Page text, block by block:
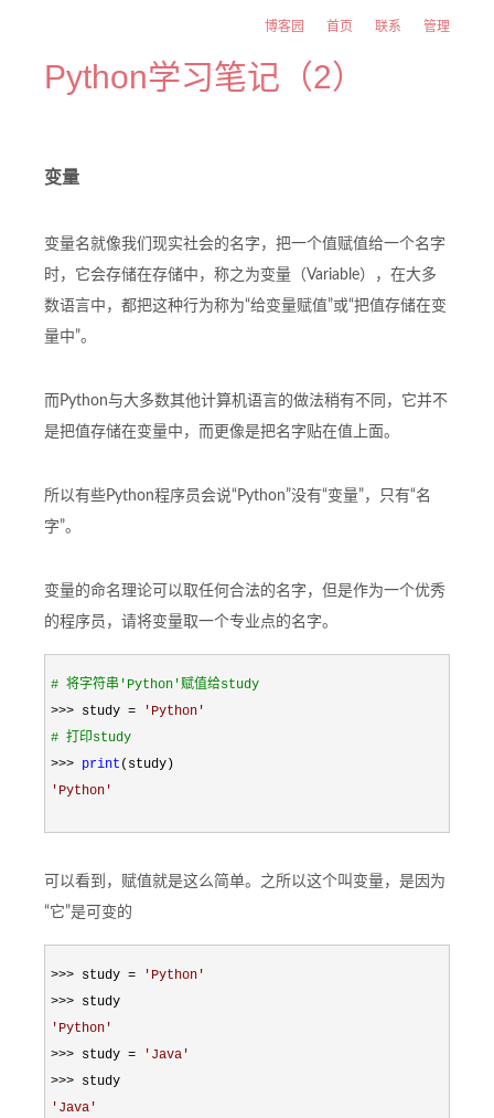
博客园 首页 联系 管理
Python学习笔记（2）
变量
变量名就像我们现实社会的名字，把一个值赋值给一个名字
时，它会存储在存储中，称之为变量（Variable），在大多
数语言中，都把这种行为称为“给变量赋值”或“把值存储在变
量中”。
而Python与大多数其他计算机语言的做法稍有不同，它并不
是把值存储在变量中，而更像是把名字贴在值上面。
所以有些Python程序员会说“Python”没有“变量”，只有“名
字”。
变量的命名理论可以取任何合法的名字，但是作为一个优秀
的程序员，请将变量取一个专业点的名字。
# 将字符串'Python'赋值给study
>>> study =
' Python '
# 打印study
>>> print
' Python '
可以看到，赋值就是这么简单。之所以这个叫变量，是因为
“它”是可变的
>>> study = ' Python '
>>>
' Python '
>>> study =
' Java '
>>>
' Java '